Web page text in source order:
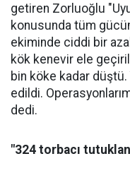
getiren Zorluoğlu
konusunda tüm
ekiminde ciddi bir
kök kenevir ele
bin köke kadar
edildi.
dedi.
"324 torbacı